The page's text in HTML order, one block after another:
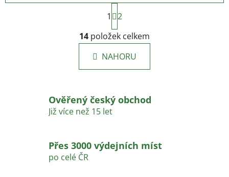
O
v
l
á
d
c
í
v
k
S
t
r
á
n
k
n
í
1
2
14 položek celkem
NAHORU
Ověřený český obchod
Již více než 15 let
Přes 3000 výdejních míst
po celé ČR